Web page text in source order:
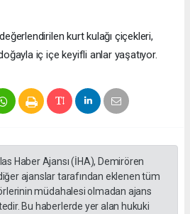
kurt kulağı çiçekleri,
iç içe keyifli anlar yaşatıyor.
Haber Ajansı (İHA), Demirören
ajanslar tarafından eklenen tüm
müdahalesi olmadan ajans
Bu haberlerde yer alan hukuki